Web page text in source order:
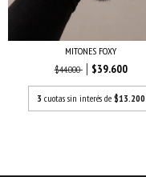
MITONES FOXY
$44.000
$39.600
3 cuotas sin interés de $13.200